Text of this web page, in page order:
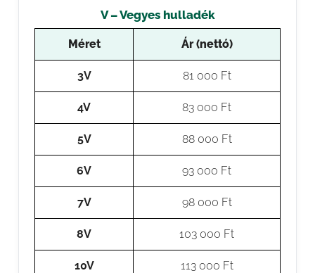
V – Vegyes hulladék
Méret Ár (nettó)
3V 81 000 Ft
4V 83 000 Ft
5V 88 000 Ft
6V 93 000 Ft
7V 98 000 Ft
8V 103 000 Ft
10V 113 000 Ft